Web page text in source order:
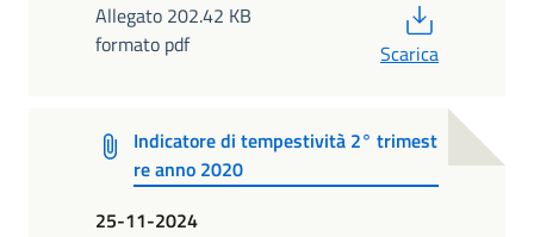
Allegato 202.42 KB
formato pdf
Scarica
Indicatore di tempestività 2° trimest
re anno 2020
25-11-2024